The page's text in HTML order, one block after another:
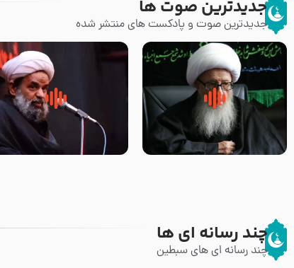
جدیدترین صوت ها
جدیدترین صوت و پادکست های منتشر شده
زوّار اربعین امام حسین (علیه
السلام) با این اشتیاق به زیارت
روضه جانسوز پاره های جگر امام
حسن مجتبی علیه السلام-حجت
چند رسانه ای ها
چند رسانه ای های سبطین